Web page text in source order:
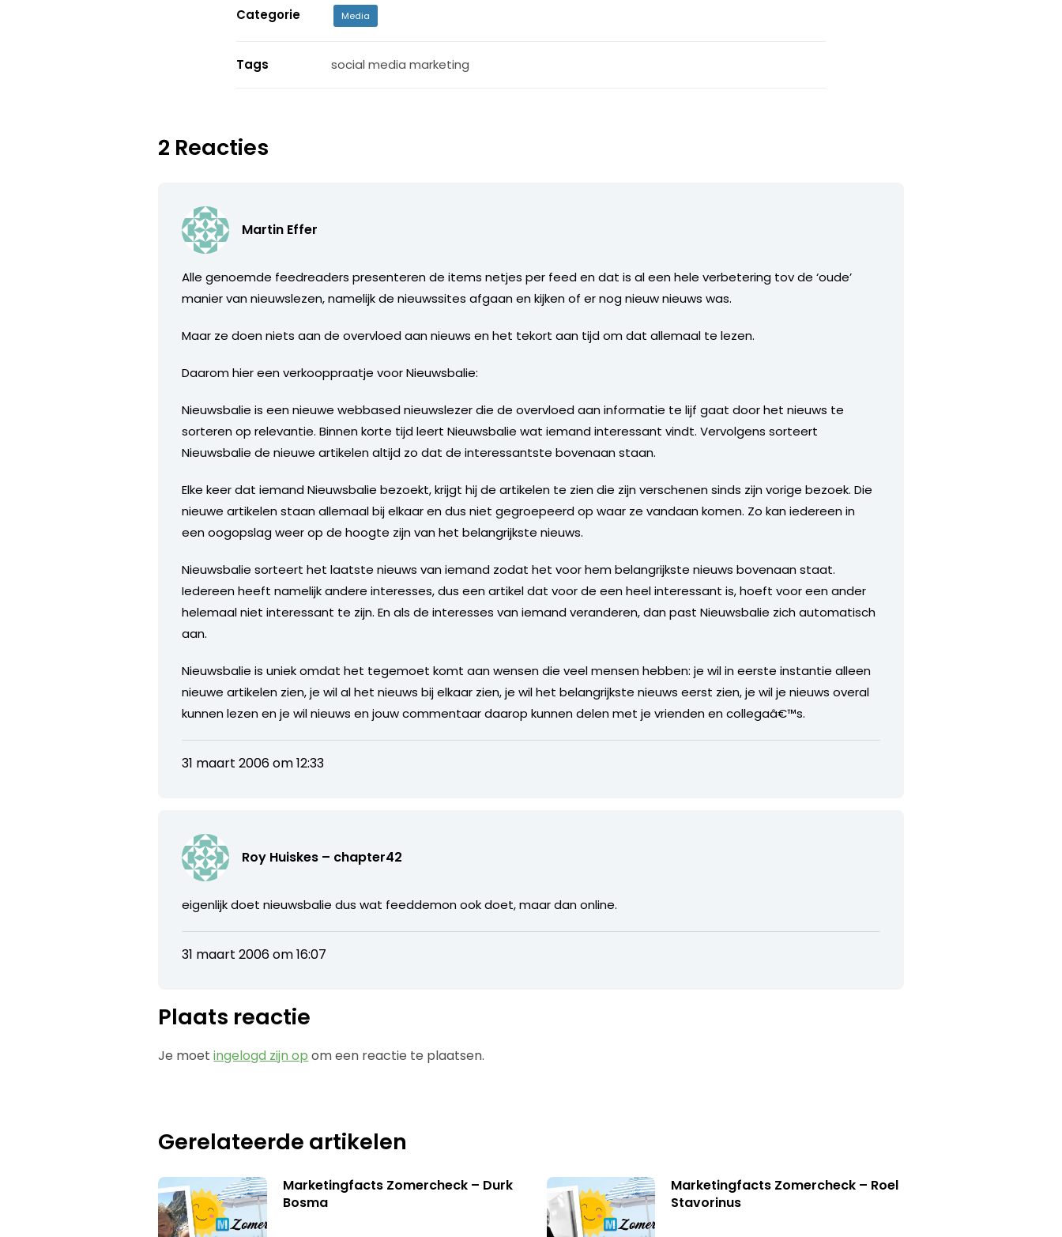
Categorie Media
Tags social media marketing
2 Reacties
Martin Effer
Alle genoemde feedreaders presenteren de items netjes per feed en dat is al een hele verbetering tov de ‘oude’
manier van nieuwslezen, namelijk de nieuwssites afgaan en kijken of er nog nieuw nieuws was.
Maar ze doen niets aan de overvloed aan nieuws en het tekort aan tijd om dat allemaal te lezen.
Daarom hier een verkooppraatje voor Nieuwsbalie:
Nieuwsbalie is een nieuwe webbased nieuwslezer die de overvloed aan informatie te lijf gaat door het nieuws te
sorteren op relevantie. Binnen korte tijd leert Nieuwsbalie wat iemand interessant vindt. Vervolgens sorteert
Nieuwsbalie de nieuwe artikelen altijd zo dat de interessantste bovenaan staan.
Elke keer dat iemand Nieuwsbalie bezoekt, krijgt hij de artikelen te zien die zijn verschenen sinds zijn vorige bezoek. Die
nieuwe artikelen staan allemaal bij elkaar en dus niet gegroepeerd op waar ze vandaan komen. Zo kan iedereen in
een oogopslag weer op de hoogte zijn van het belangrijkste nieuws.
Nieuwsbalie sorteert het laatste nieuws van iemand zodat het voor hem belangrijkste nieuws bovenaan staat.
Iedereen heeft namelijk andere interesses, dus een artikel dat voor de een heel interessant is, hoeft voor een ander
helemaal niet interessant te zijn. En als de interesses van iemand veranderen, dan past Nieuwsbalie zich automatisch
aan.
Nieuwsbalie is uniek omdat het tegemoet komt aan wensen die veel mensen hebben: je wil in eerste instantie alleen
nieuwe artikelen zien, je wil al het nieuws bij elkaar zien, je wil het belangrijkste nieuws eerst zien, je wil je nieuws overal
kunnen lezen en je wil nieuws en jouw commentaar daarop kunnen delen met je vrienden en collegaâ€™s.
31 maart 2006 om 12:33
Roy Huiskes – chapter42
eigenlijk doet nieuwsbalie dus wat feeddemon ook doet, maar dan online.
31 maart 2006 om 16:07
Plaats reactie
Je moetingelogd zijn op om een reactie te plaatsen.
Gerelateerde artikelen
Marketingfacts Zomercheck – Durk
Bosma
Marketingfacts Zomercheck – Roel
Stavorinus